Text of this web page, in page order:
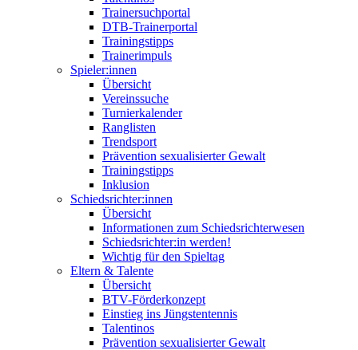
Trainersuchportal
DTB-Trainerportal
Trainingstipps
Trainerimpuls
Spieler:innen
Übersicht
Vereinssuche
Turnierkalender
Ranglisten
Trendsport
Prävention sexualisierter Gewalt
Trainingstipps
Inklusion
Schiedsrichter:innen
Übersicht
Informationen zum Schiedsrichterwesen
Schiedsrichter:in werden!
Wichtig für den Spieltag
Eltern & Talente
Übersicht
BTV-Förderkonzept
Einstieg ins Jüngstentennis
Talentinos
Prävention sexualisierter Gewalt